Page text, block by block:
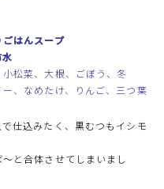
はんスープ
松菜、大根、ごぼう、冬
、なめたけ、りんご、三つ葉
仕込みたく、黒むつもイシモ
と合体させてしまいまし